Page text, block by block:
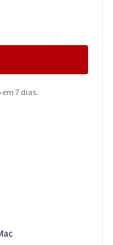
7 dias.